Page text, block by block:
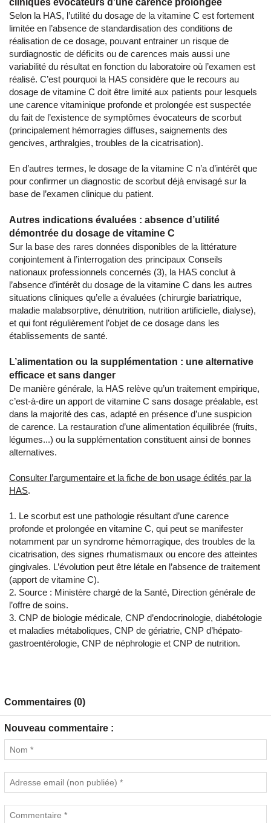
cliniques évocateurs d’une carence prolongée
Selon la HAS, l’utilité du dosage de la vitamine C est fortement
limitée en l’absence de standardisation des conditions de
réalisation de ce dosage, pouvant entrainer un risque de
surdiagnostic de déficits ou de carences mais aussi une
variabilité du résultat en fonction du laboratoire où l’examen est
réalisé. C’est pourquoi la HAS considère que le recours au
dosage de vitamine C doit être limité aux patients pour lesquels
une carence vitaminique profonde et prolongée est suspectée
du fait de l’existence de symptômes évocateurs de scorbut
(principalement hémorragies diffuses, saignements des
gencives, arthralgies, troubles de la cicatrisation).
En d’autres termes, le dosage de la vitamine C n’a d’intérêt que
pour confirmer un diagnostic de scorbut déjà envisagé sur la
base de l’examen clinique du patient.
Autres indications évaluées : absence d’utilité
démontrée du dosage de vitamine C
Sur la base des rares données disponibles de la littérature
conjointement à l’interrogation des principaux Conseils
nationaux professionnels concernés (3), la HAS conclut à
l’absence d’intérêt du dosage de la vitamine C dans les autres
situations cliniques qu’elle a évaluées (chirurgie bariatrique,
maladie malabsorptive, dénutrition, nutrition artificielle, dialyse),
et qui font régulièrement l’objet de ce dosage dans les
établissements de santé.
L’alimentation ou la supplémentation : une alternative
efficace et sans danger
De manière générale, la HAS relève qu’un traitement empirique,
c’est-à-dire un apport de vitamine C sans dosage préalable, est
dans la majorité des cas, adapté en présence d’une suspicion
de carence. La restauration d’une alimentation équilibrée (fruits,
légumes...) ou la supplémentation constituent ainsi de bonnes
alternatives.
Consulter l’argumentaire et la fiche de bon usage édités par la
HAS.
Le scorbut est une pathologie résultant d’une carence
profonde et prolongée en vitamine C, qui peut se manifester
notamment par un syndrome hémorragique, des troubles de la
cicatrisation, des signes rhumatismaux ou encore des atteintes
gingivales. L’évolution peut être létale en l’absence de traitement
(apport de vitamine C).
Source : Ministère chargé de la Santé, Direction générale de
l’offre de soins.
CNP de biologie médicale, CNP d’endocrinologie, diabétologie
et maladies métaboliques, CNP de gériatrie, CNP d’hépato-
gastroentérologie, CNP de néphrologie et CNP de nutrition.
Commentaires (0)
Nouveau commentaire :